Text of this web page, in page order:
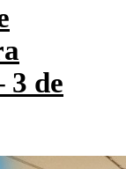
3 de